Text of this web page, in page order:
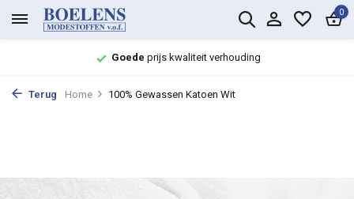
0
Goede prijs kwaliteit verhouding
Terug Home 100% Gewassen Katoen Wit